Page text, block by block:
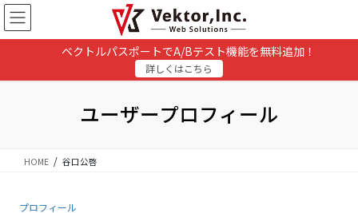
コ
ン
テ
ナ
ビ
ゲ
ベクトルパスポートでA/Bテスト機能を無料追加！
詳しくはこちら
ユーザープロフィール
HOME 谷口公啓
プロフィール